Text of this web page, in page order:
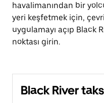
havalimanından bir
yeri keşfetmek için,
uygulamayı açıp Black
noktası girin.
Black River